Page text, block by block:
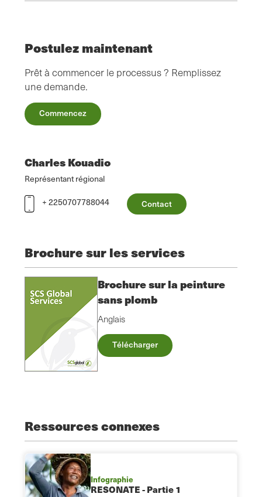
Postulez maintenant
Prêt à commencer le processus ? Remplissez
une demande.
Commencez
Charles Kouadio
Représentant régional
+ 2250707788044 Contact
Brochure sur les services
Brochure sur la peinture
sans plomb
Anglais
Télécharger
Ressources connexes
Infographie
RESONATE - Partie 1